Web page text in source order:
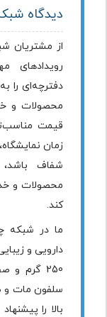
دیدگاه
از مشتریان
دفترچه‌ای را
محصولات و
قیمت
زمان
شفاف
محصولات و
کند.
ما در شبکه
بالا را